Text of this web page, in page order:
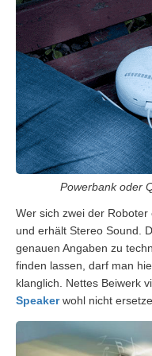
Powerbank oder
Wer sich zwei der
und erhält Stereo Sound.
genauen Angaben zu
finden lassen, darf man
klanglich. Nettes Beiwerk
Speakerwohl nicht